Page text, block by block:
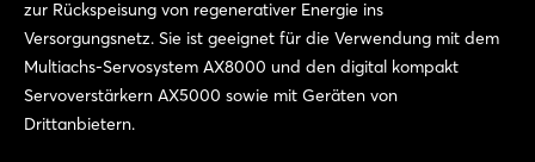
zur Rückspeisung von regenerativer Energie ins
Versorgungsnetz. Sie ist geeignet für die Verwendung mit dem
Multiachs-Servosystem AX8000 und den digital kompakt
Servoverstärkern AX5000 sowie mit Geräten von
Drittanbietern.